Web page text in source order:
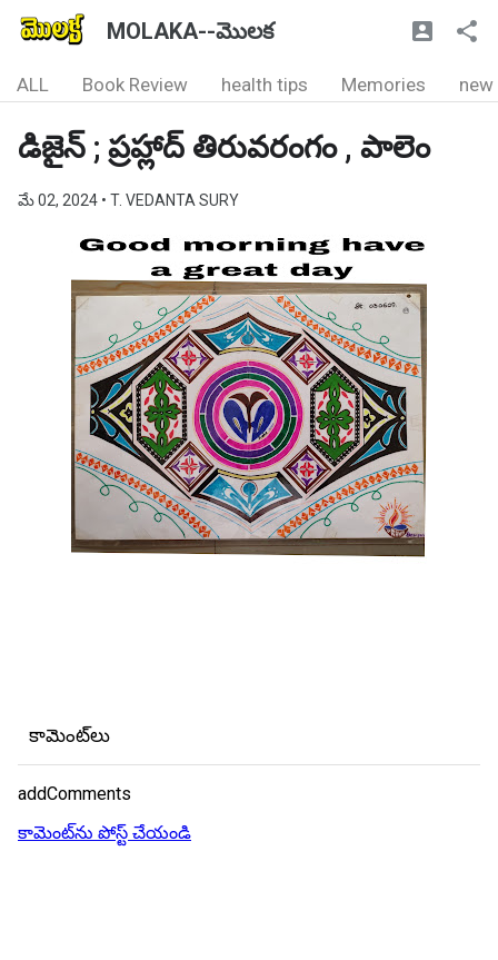
MOLAKA--మొలక
ALL Book Review health tips Memories new
డిజైన్ ; ప్రహ్లాద్ తిరువరంగం , పాలెం
మే 02, 2024 • T. VEDANTA SURY
కామెంట్‌లు
addComments
కామెంట్‌ను పోస్ట్ చేయండి